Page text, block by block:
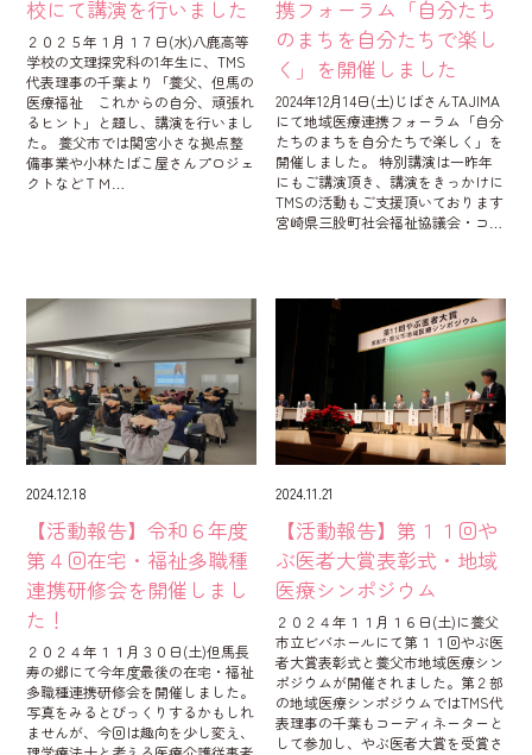
校にて講演を行いました
２０２５年１月１７日(水)八鹿高等
学校の文理探究科の1年生に、TMS
代表理事の千葉より「養父、但馬の
医療福祉 これからの自分、頑張れ
るヒント」と題し、講演を行いまし
た。 養父市では関宮小さな拠点整
備事業や小林たばこ屋さんプロジェ
クトなどＴＭ…
携フォーラム「自分たち
のまちを自分たちで楽し
く」を開催しました
2024年12月14日(土)じばさんTAJIMA
にて地域医療連携フォーラム「自分
たちのまちを自分たちで楽しく」を
開催しました。 特別講演は一昨年
にもご講演頂き、講演をきっかけに
TMSの活動もご支援頂いております
宮崎県三股町社会福祉協議会・コ…
2024.12.18
【活動報告】令和６年度
第４回在宅・福祉多職種
連携研修会を開催しまし
た！
２０２４年１１月３０日(土)但馬長
寿の郷にて今年度最後の在宅・福祉
多職種連携研修会を開催しました。
写真をみるとびっくりするかもしれ
ませんが、今回は趣向を少し変え、
2024.11.21
【活動報告】第１１回や
ぶ医者大賞表彰式・地域
医療シンポジウム
２０２４年１１月１６日(土)に養父
市立ビバホールにて第１１回やぶ医
者大賞表彰式と養父市地域医療シン
ポジウムが開催されました。第２部
の地域医療シンポジウムではTMS代
表理事の千葉もコーディネーターと
して参加し、やぶ医者大賞を受賞さ